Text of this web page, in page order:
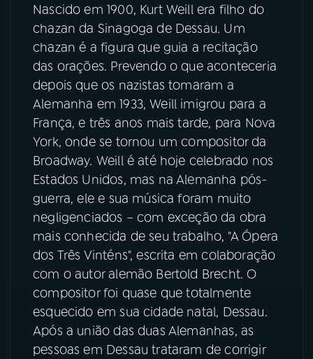
07ÚLTIMAS
PRÊMIO RÁDIO MEC
ACOMPANHE A RÁDIO MEC
YouTube Facebook
Instagram X
TikTok
Nascido em 1900, Kurt Weill era filho do
chazan da Sinagoga de Dessau. Um
chazan é a figura que guia a recitação
das orações. Prevendo o que aconteceria
depois que os nazistas tomaram a
Alemanha em 1933, Weill imigrou para a
França, e três anos mais tarde, para Nova
York, onde se tornou um compositor da
Broadway. Weill é até hoje celebrado nos
Estados Unidos, mas na Alemanha pós-
guerra, ele e sua música foram muito
negligenciados – com exceção da obra
mais conhecida de seu trabalho, "A Ópera
dos Três Vinténs", escrita em colaboração
com o autor alemão Bertold Brecht. O
compositor foi quase que totalmente
esquecido em sua cidade natal, Dessau.
Após a união das duas Alemanhas, as
pessoas em Dessau trataram de corrigir